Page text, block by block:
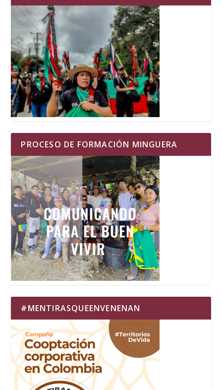
PROCESO DE FORMACIÓN MINGUERA
#MENTIRASQUEENVENENAN